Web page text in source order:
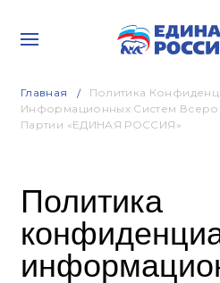
Главная
Политика
Информационных Систем
Партии «ЕДИНАЯ РОССИЯ»
Политика